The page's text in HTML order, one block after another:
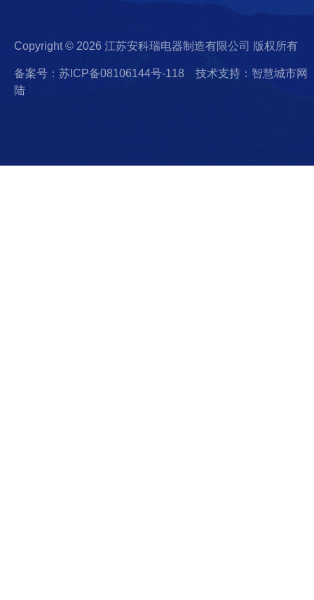
Copyright © 2026 江苏安科瑞电器制造有限公司 版权所有
备案号：苏ICP备08106144号-118
技术支持：智慧城市网
陆